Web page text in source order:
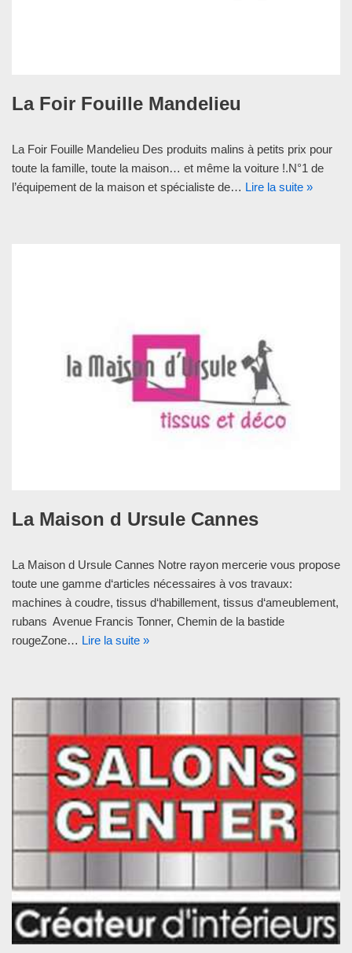
La Foir Fouille Mandelieu
La Foir Fouille Mandelieu Des produits malins à petits prix pour
toute la famille, toute la maison… et même la voiture !.N°1 de
l’équipement de la maison et spécialiste de… Lire la suite »
La Maison d Ursule Cannes
La Maison d Ursule Cannes Notre rayon mercerie vous propose
toute une gamme d‘articles nécessaires à vos travaux:
machines à coudre, tissus d‘habillement, tissus d‘ameublement,
rubans Avenue Francis Tonner, Chemin de la bastide
rougeZone… Lire la suite »